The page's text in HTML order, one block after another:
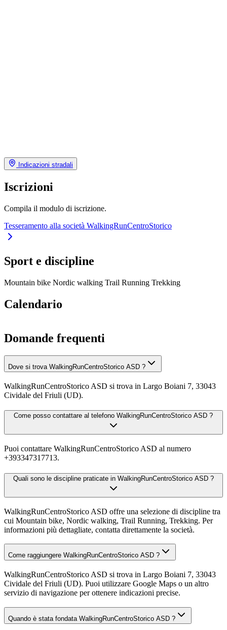
Indicazioni stradali
Iscrizioni
Compila il modulo di iscrizione.
Tesseramento alla società WalkingRunCentroStorico
Sport e discipline
Mountain bike Nordic walking Trail Running Trekking
Calendario
Domande frequenti
Dove si trova WalkingRunCentroStorico ASD ?
WalkingRunCentroStorico ASD si trova in Largo Boiani 7, 33043
Cividale del Friuli (UD).
Come posso contattare al telefono WalkingRunCentroStorico ASD ?
Puoi contattare WalkingRunCentroStorico ASD al numero
+393347317713.
Quali sono le discipline praticate in WalkingRunCentroStorico ASD ?
WalkingRunCentroStorico ASD offre una selezione di discipline tra
cui Mountain bike, Nordic walking, Trail Running, Trekking. Per
informazioni più dettagliate, contatta direttamente la società.
Come raggiungere WalkingRunCentroStorico ASD ?
WalkingRunCentroStorico ASD si trova in Largo Boiani 7, 33043
Cividale del Friuli (UD). Puoi utilizzare Google Maps o un altro
servizio di navigazione per ottenere indicazioni precise.
Quando è stata fondata WalkingRunCentroStorico ASD ?